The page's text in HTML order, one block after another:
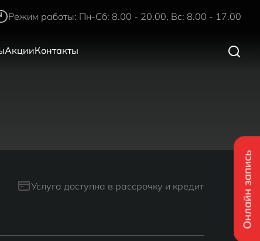
Режим работы: Пн-Сб: 8.00 - 20.00, Вс: 8.00 - 17.00
АкцииКонтакты
Онлайн запись
Услуга доступна в рассрочку и кредит